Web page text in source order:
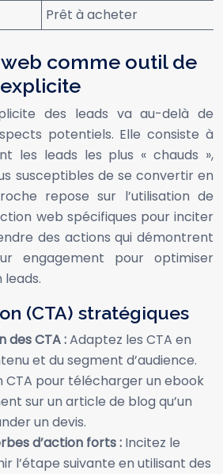
Prêt à acheter
comme outil de
des leads va au-delà de
potentiels. Elle consiste à
les leads les plus « chauds »,
susceptibles de se convertir en
repose sur l’utilisation de
web spécifiques pour inciter
des actions qui démontrent
engagement pour optimiser
(CTA) stratégiques
des CTA :Adaptez les CTA en
et du segment d’audience.
CTA pour télécharger un ebook
sur un article de blog qu’un
un devis.
d’action forts : Incitez le
l’étape suivante en utilisant des